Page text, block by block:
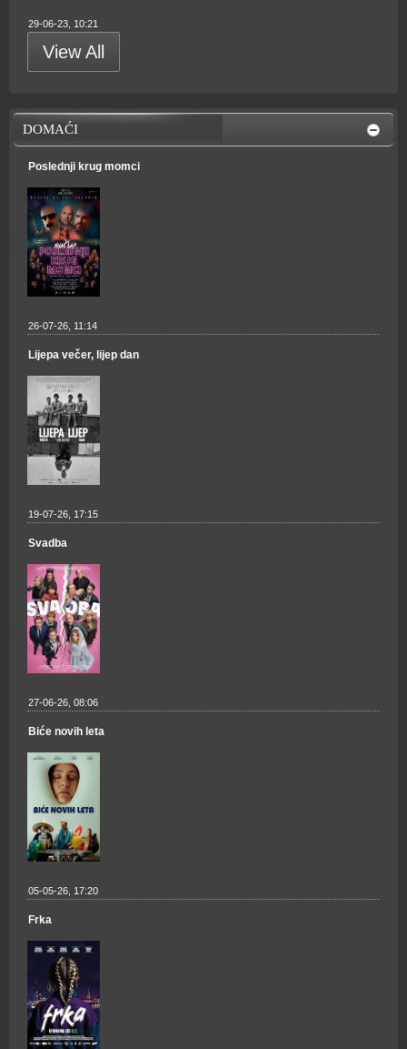
29-06-23, 10:21
View All
DOMAĆI
Poslednji krug momci
26-07-26, 11:14
Lijepa večer, lijep dan
19-07-26, 17:15
Svadba
27-06-26, 08:06
Biće novih leta
05-05-26, 17:20
Frka